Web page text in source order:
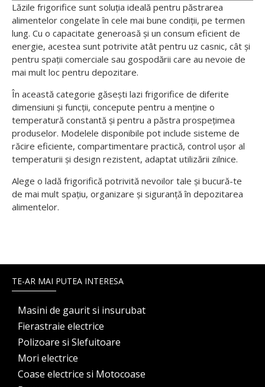
Lăzile frigorifice sunt soluția ideală pentru păstrarea
alimentelor congelate în cele mai bune condiții, pe termen
lung. Cu o capacitate generoasă și un consum eficient de
energie, acestea sunt potrivite atât pentru uz casnic, cât și
pentru spații comerciale sau gospodării care au nevoie de
mai mult loc pentru depozitare.
În această categorie găsești lazi frigorifice de diferite
dimensiuni și funcții, concepute pentru a menține o
temperatură constantă și pentru a păstra prospețimea
produselor. Modelele disponibile pot include sisteme de
răcire eficiente, compartimentare practică, control ușor al
temperaturii și design rezistent, adaptat utilizării zilnice.
Alege o ladă frigorifică potrivită nevoilor tale și bucură-te
de mai mult spațiu, organizare și siguranță în depozitarea
alimentelor.
TE-AR MAI PUTEA INTERESA
Masini de gaurit si insurubat
Fierastraie electrice
Polizoare si Slefuitoare
Mori electrice
Coase electrice si Motocoase